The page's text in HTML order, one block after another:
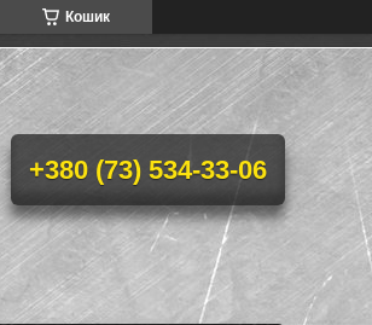
Кошик
+380 (73) 534-33-06